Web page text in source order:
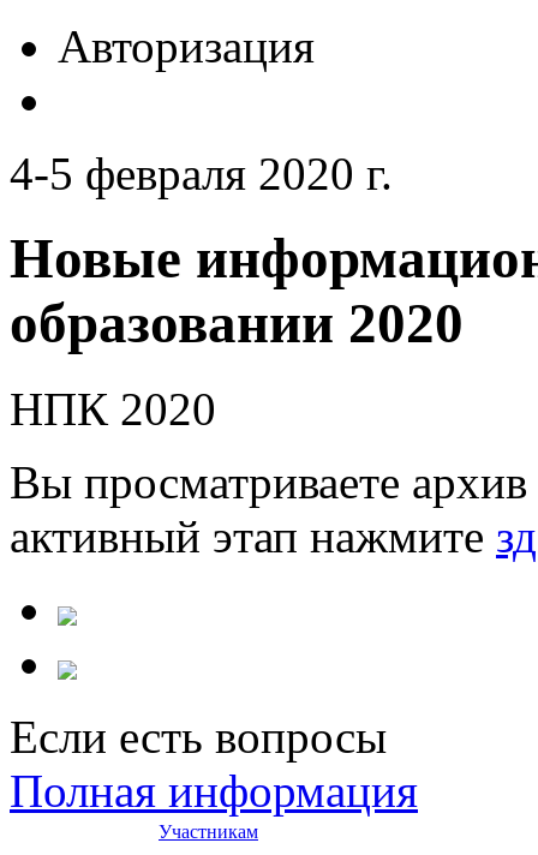
Авторизация
4-5 февраля 2020 г.
Новые
образовании 2020
НПК 2020
Вы просматриваете
активный этап нажмите
Если есть вопросы
Полная информация
Участникам